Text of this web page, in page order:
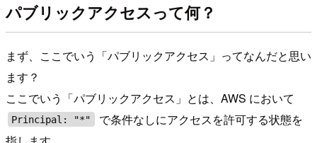
パブリックアクセスって何？
まず、ここでいう「パブリックアクセス」ってなんだと思い
ます？
ここでいう「パブリックアクセス」とは、AWS において
Principal: "*"
で条件なしにアクセスを許可する状態を